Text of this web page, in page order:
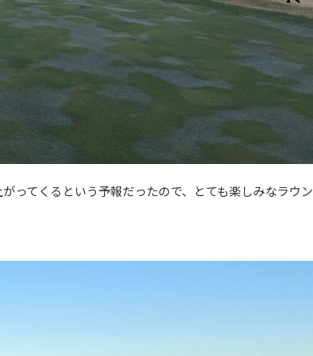
ってくるという予報だったので、とても楽しみなラウン